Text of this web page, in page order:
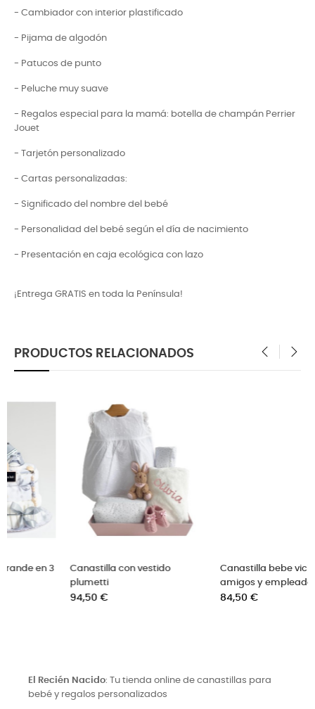
- Cambiador con interior plastificado
- Pijama de algodón
- Patucos de punto
- Peluche muy suave
- Regalos especial para la mamá: botella de champán Perrier
Jouet
- Tarjetón personalizado
- Cartas personalizadas:
- Significado del nombre del bebé
- Personalidad del bebé según el día de nacimiento
- Presentación en caja ecológica con lazo
¡Entrega GRATIS en toda la Península!
PRODUCTOS RELACIONADOS
Canastilla bebe vichy para
amigos y empleados
Canastilla bebé recién con
accesorios
El Recién Nacido: Tu tienda online de canastillas para
bebé y regalos personalizados